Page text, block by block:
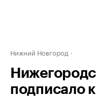
Нижний Новгород
подписало